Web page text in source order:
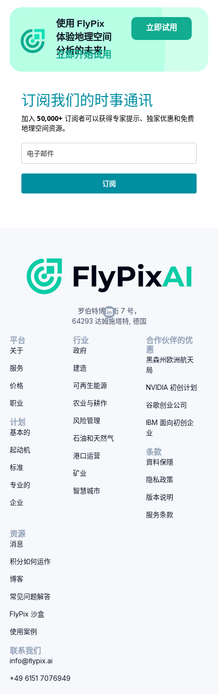
使用 FlyPix
体验地理空间
分析的未来！
立即开始试用
立即试用
订阅我们的时事通讯
加入 50,000+ 订阅者可以获得专家提示、独家优惠和免费
地理空间资源。
订阅
罗伯特博世街 7 号，
64293 达姆施塔特, 德国
平台
关于
服务
价格
职业
计划
基本的
起动机
标准
专业的
企业
行业
政府
建造
可再生能源
农业与耕作
风险管理
石油和天然气
港口运营
矿业
智慧城市
合作伙伴的优
惠
黑森州欧洲航天
局
NVIDIA 初创计划
谷歌创业公司
IBM 面向初创企
业
条款
資料保隱
隐私政策
版本说明
服务条款
资源
消息
积分如何运作
博客
常见问题解答
FlyPix 沙盒
使用案例
联系我们
info@ﬂypix.ai
+49 6151 7076949